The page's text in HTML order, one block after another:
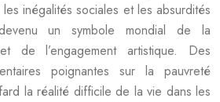
inégalités sociales et les absurdités
un symbole mondial de la
de l’engagement artistique. Des
poignantes sur la pauvreté
la réalité difficile de la vie dans les